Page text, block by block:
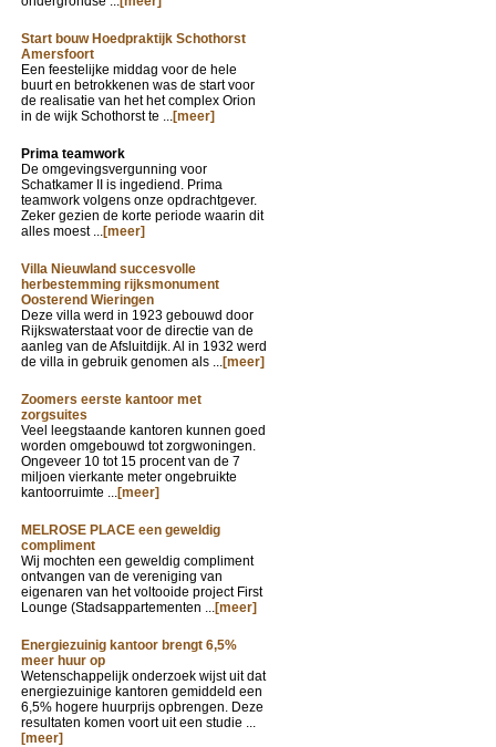
Start bouw Hoedpraktijk Schothorst
Amersfoort
Een feestelijke middag voor de hele
buurt en betrokkenen was de start voor
de realisatie van het het complex Orion
in de wijk Schothorst te ...[meer]
Prima teamwork
De omgevingsvergunning voor
Schatkamer II is ingediend. Prima
teamwork volgens onze opdrachtgever.
Zeker gezien de korte periode waarin dit
alles moest ...[meer]
Villa Nieuwland succesvolle
herbestemming rijksmonument
Oosterend Wieringen
Deze villa werd in 1923 gebouwd door
Rijkswaterstaat voor de directie van de
aanleg van de Afsluitdijk. Al in 1932 werd
de villa in gebruik genomen als ...[meer]
Zoomers eerste kantoor met
zorgsuites
Veel leegstaande kantoren kunnen goed
worden omgebouwd tot zorgwoningen.
Ongeveer 10 tot 15 procent van de 7
miljoen vierkante meter ongebruikte
kantoorruimte ...[meer]
MELROSE PLACE een geweldig
compliment
Wij mochten een geweldig compliment
ontvangen van de vereniging van
eigenaren van het voltooide project First
Lounge (Stadsappartementen ...[meer]
Energiezuinig kantoor brengt 6,5%
meer huur op
Wetenschappelijk onderzoek wijst uit dat
energiezuinige kantoren gemiddeld een
6,5% hogere huurprijs opbrengen. Deze
resultaten komen voort uit een studie ...
[meer]